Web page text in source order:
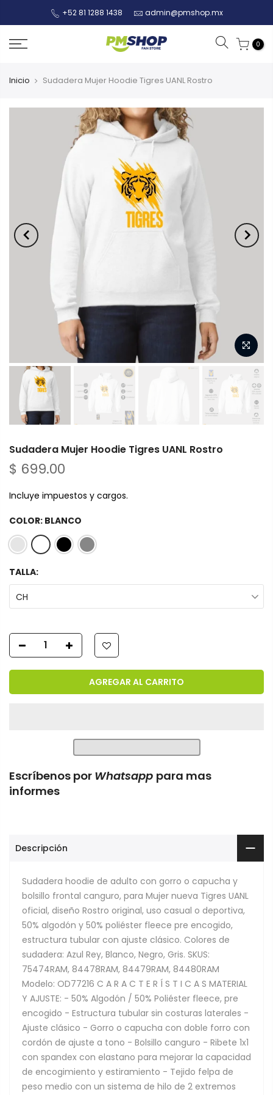
+52 81 1288 1438 admin@pmshop.mx
0
Inicio Sudadera Mujer Hoodie Tigres UANL Rostro
Sudadera Mujer Hoodie Tigres UANL Rostro
$ 699.00
Incluye impuestos y cargos.
COLOR: BLANCO
TALLA:
CH
AGREGAR AL CARRITO
Escríbenos por Whatsapp para mas
informes
Descripción
Sudadera hoodie de adulto con gorro o capucha y
bolsillo frontal canguro, para Mujer nueva Tigres UANL
oficial, diseño Rostro original, uso casual o deportiva,
50% algodón y 50% poliéster fleece pre encogido,
estructura tubular con ajuste clásico. Colores de
sudadera: Azul Rey, Blanco, Negro, Gris. SKUS:
75474RAM, 84478RAM, 84479RAM, 84480RAM
Modelo: OD77216 C A R A C T E R Í S T I C A S MATERIAL
Y AJUSTE: - 50% Algodón / 50% Poliéster fleece, pre
encogido - Estructura tubular sin costuras laterales -
Ajuste clásico - Gorro o capucha con doble forro con
cordón de ajuste a tono - Bolsillo canguro - Ribete 1x1
con spandex con elastano para mejorar la capacidad
de encogimiento y estiramiento - Tejido felpa de
peso medio con un sistema de hilo de 2 extremos